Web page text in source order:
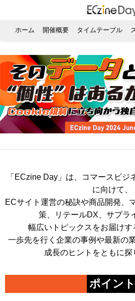
ホーム 開催概要 タイムテーブル
「ECzine Day」は、コマースビジ
に向けて、
ECサイト運営の秘訣や商品開発、
策、リテールDX、サプラ
幅広いトピックスをお届けす
一歩先を行く企業の事例や最新の
成長のヒントをともに探
ポイント